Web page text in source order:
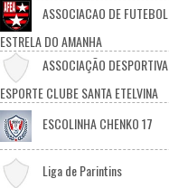
ASSOCIACAO DE FUTEBOL
ESTRELA DO AMANHA
ASSOCIAÇÃO DESPORTIVA
ESPORTE CLUBE SANTA ETELVINA
ESCOLINHA CHENKO 17
Liga de Parintins